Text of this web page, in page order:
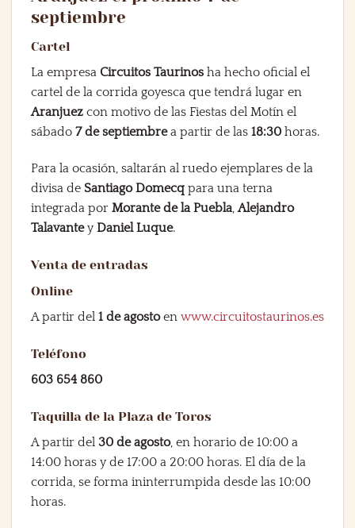
septiembre
Cartel
La empresa Circuitos Taurinos ha hecho oficial el
cartel de la corrida goyesca que tendrá lugar en
Aranjuez con motivo de las Fiestas del Motín el
sábado 7 de septiembrea partir de las 18:30 horas.
Para la ocasión, saltarán al ruedo ejemplares de la
divisa de Santiago Domecq para una terna
integrada por Morante de la Puebla,Alejandro
Talavantey Daniel Luque.
Venta de entradas
Online
A partir del 1 de agostoen www.circuitostaurinos.es
Teléfono
603 654 860
Taquilla de la Plaza de Toros
A partir del 30 de agosto, en horario de 10:00 a
14:00 horas y de 17:00 a 20:00 horas. El día de la
corrida, se forma ininterrumpida desde las 10:00
horas.